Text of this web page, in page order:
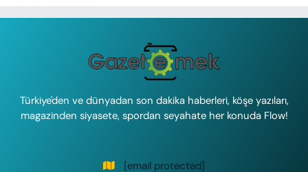
Türkiye'den ve dünyadan son dakika haberleri, köşe yazıları,
magazinden siyasete, spordan seyahate her konuda Flow!
[email protected]